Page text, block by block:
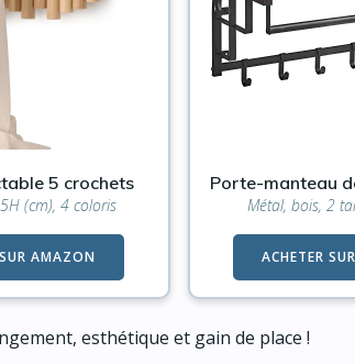
5 crochets
(cm), 4 coloris
AMAZON
Porte-manteau
Métal, bois, 2
ACHETER
esthétique et gain de place !